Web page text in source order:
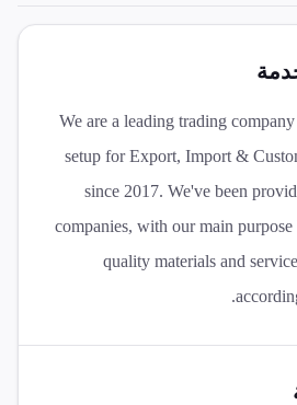
We are a leading trading
setup for Export, Import &
since 2017. We've been
companies, with our main
quality materials and